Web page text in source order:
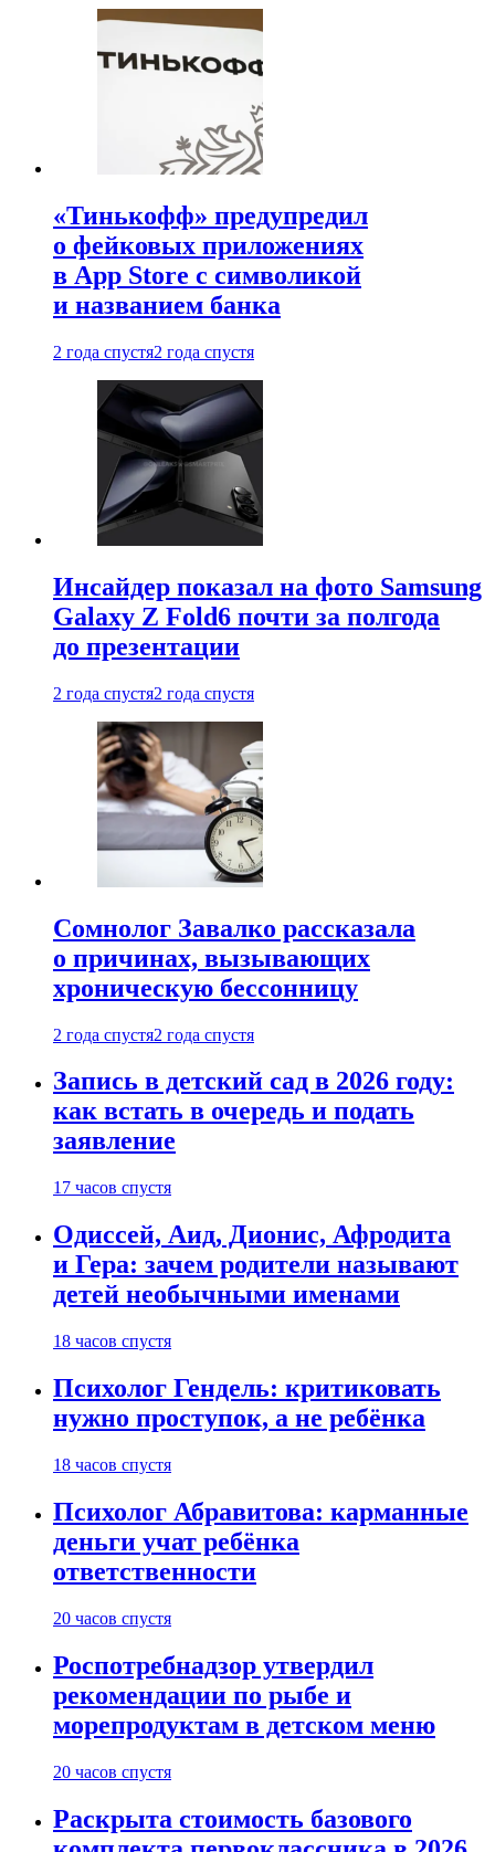
«Тинькофф» предупредил
о фейковых приложениях
в App Store с символикой
и названием банка
2 года спустя2 года спустя
Инсайдер показал на фото Samsung
Galaxy Z Fold6 почти за полгода
до презентации
2 года спустя2 года спустя
Сомнолог Завалко рассказала
о причинах, вызывающих
хроническую бессонницу
2 года спустя2 года спустя
Запись в детский сад в 2026 году:
как встать в очередь и подать
заявление
17 часов спустя
Одиссей, Аид, Дионис, Афродита
и Гера: зачем родители называют
детей необычными именами
18 часов спустя
Психолог Гендель: критиковать
нужно проступок, а не ребёнка
18 часов спустя
Психолог Абравитова: карманные
деньги учат ребёнка
ответственности
20 часов спустя
Роспотребнадзор утвердил
рекомендации по рыбе и
морепродуктам в детском меню
20 часов спустя
Раскрыта стоимость базового